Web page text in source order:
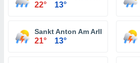
22° 13°
Sankt Anton Am Arlberg
21° 13°